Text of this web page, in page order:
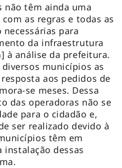
não têm ainda uma
as regras e todas as
para
da infraestrutura
à análise da prefeitura.
municípios as
aos pedidos de
se meses. Dessa
das operadoras não se
para o cidadão e,
ser realizado devido à
têm em
instalação dessas